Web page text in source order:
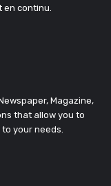
en continu.
Magazine,
that allow you to
your needs.